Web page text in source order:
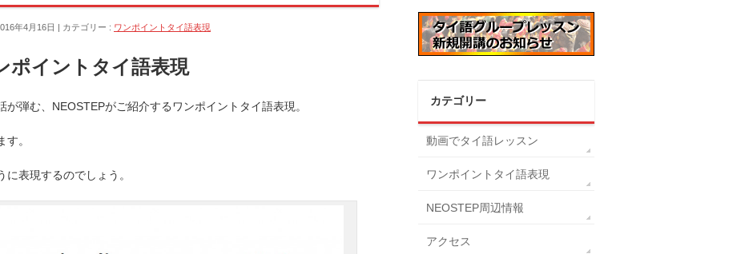
年4月16日 カテゴリー : ワンポイントタイ語表現
ポイントタイ語表現
弾む、NEOSTEPがご紹介するワンポイントタイ語表現。
。
表現するのでしょう。
カテゴリー
動画でタイ語レッスン
ワンポイントタイ語表現
NEOSTEP周辺情報
アクセス